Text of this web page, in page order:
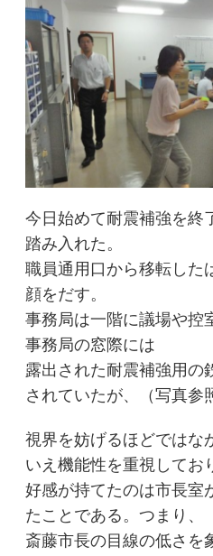
今日始めて耐震補強を終
踏み入れた。
職員通用口から移転した
顔をだす。
事務局は一階に議場や控
事務局の窓際には
露出された耐震補強用の
されていたが、（写真参
視界を妨げるほどではな
いえ機能性を重視してお
好感が持てたのは市長室
たことである。つまり、
斎藤市長の目線の低さを